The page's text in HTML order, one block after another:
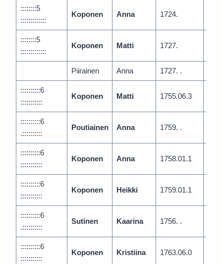
::::::::5
:::::::::::::
Koponen Anna 1724.
::::::::5
:::::::::::::
Koponen Matti 1727.
Piirainen Anna 1727. .
::::::::::6
:::::::::::
Koponen Matti 1755.06.3
::::::::::6
.::::::::::
Poutiainen Anna 1759. .
::::::::::6
:::::::::::
Koponen Anna 1758.01.1
::::::::::6
:::::::::::
Koponen Heikki 1759.01.1
::::::::::6
.::::::::::
Sutinen Kaarina 1756. .
::::::::::6
:::::::::::
Koponen Kristiina 1763.06.0